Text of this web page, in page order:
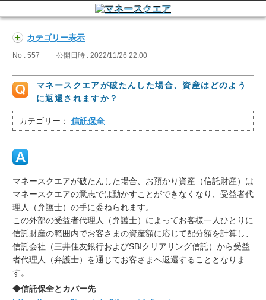
カテゴリー表示
No : 557 公開日時 : 2022/11/26 22:00
マネースクエアが破たんした場合、資産はどのよう
に返還されますか？
カテゴリー： 信託保全
マネースクエアが破たんした場合、お預かり資産（信託財産）は
マネースクエアの意志では動かすことができなくなり、受益者代
理人（弁護士）の手に委ねられます。
この外部の受益者代理人（弁護士）によってお客様一人ひとりに
信託財産の範囲内でお客さまの資産額に応じて配分額を計算し、
信託会社（三井住友銀行およびSBIクリアリング信託）から受益
者代理人（弁護士）を通じてお客さまへ返還することとなりま
す。
◆信託保全とカバー先